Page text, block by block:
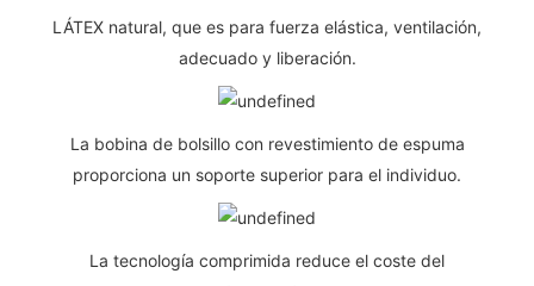
LÁTEX natural, que es para fuerza elástica, ventilación,
adecuado y liberación.
La bobina de bolsillo con revestimiento de espuma
proporciona un soporte superior para el individuo.
La tecnología comprimida reduce el coste del